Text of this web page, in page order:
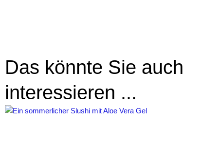
Das könnte Sie auch
interessieren ...